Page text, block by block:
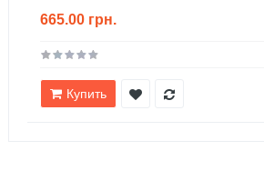
665.00 грн.
Купить